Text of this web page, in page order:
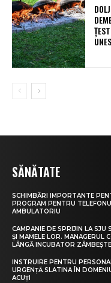
SĂNĂTATE
SCHIMBĂRI IMPORTANTE
PROGRAM PENTRU
AMBULATORIU
CAMPANIE DE SPRIJIN LA SJU
ȘI MAMELE LOR. MANAGERUL
LÂNGĂ INCUBATOR
INSTRUIRE PENTRU
URGENȚĂ SLATINA ÎN
ACUȚI